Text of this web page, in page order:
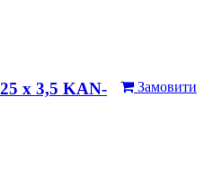
Замовити
х 3,5 KAN-